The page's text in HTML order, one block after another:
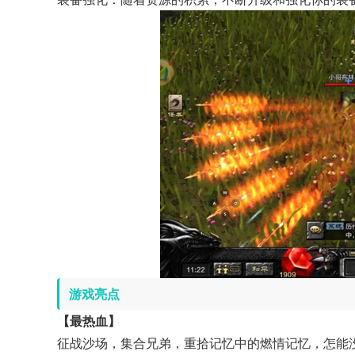
游戏亮点
【最热血】
征战沙场，集合兄弟，重拾记忆中的燃情记忆，怎能